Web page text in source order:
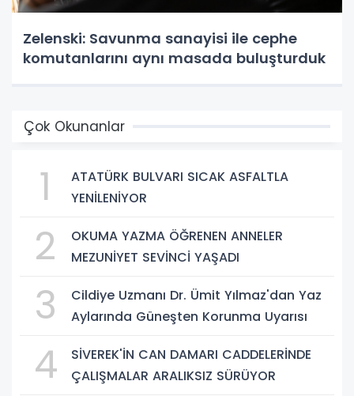
Zelenski: Savunma sanayisi ile cephe
komutanlarını aynı masada buluşturduk
Çok Okunanlar
1
ATATÜRK BULVARI SICAK ASFALTLA
YENİLENİYOR
2
OKUMA YAZMA ÖĞRENEN ANNELER
MEZUNİYET SEVİNCİ YAŞADI
3
Cildiye Uzmanı Dr. Ümit Yılmaz'dan Yaz
Aylarında Güneşten Korunma Uyarısı
4
SİVEREK'İN CAN DAMARI CADDELERİNDE
ÇALIŞMALAR ARALIKSIZ SÜRÜYOR